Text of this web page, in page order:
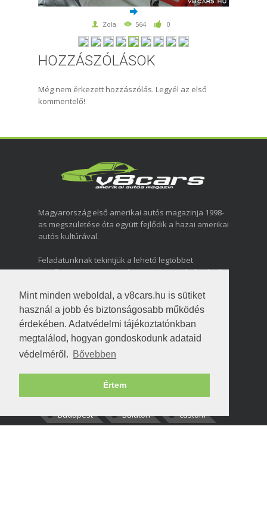
Mint minden weboldal, a v8cars.hu is sütiket
használ a jobb és biztonságosabb működés
érdekében. Adatvédelmi tájékoztatónkban
megtalálod, hogyan gondoskodunk adataid
védelméről. Bővebben
Értem
Zola 564 0
HOZZÁSZÓLÁSOK
Még nem érkezett hozzászólás. Legyél az első
kommentelő!
Magyarország első amerikai autós magazinja 1998-
as megszületése óta együtt fejlődik a hazai amerikai
autós kultúrával.
Feladatunknak tekintjük a lehető legtöbbet
megőrizni a magyarországi amerikai autózás elmúlt
NAPLÓ
CÍMKÉK
meet ACCH
Komárom
Budapest
Balaton
custom